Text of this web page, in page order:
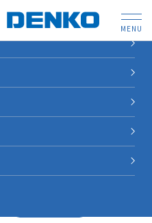
業界情報やソリューション
事例など因幡電工からの情
報をお届けします。